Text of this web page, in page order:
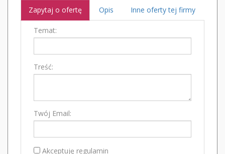
Zapytaj o ofertę Opis Inne oferty tej firmy
Temat:
Treść:
Twój Email:
Akceptuję regulamin